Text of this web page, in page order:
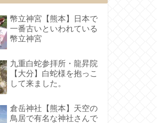
幣立神宮【熊本】日本で
一番古いといわれている
幣立神宮
九重白蛇参拝所・龍昇院
【大分】白蛇様を抱っこ
して来ました。
倉岳神社【熊本】天空の
鳥居で有名な神社さんで